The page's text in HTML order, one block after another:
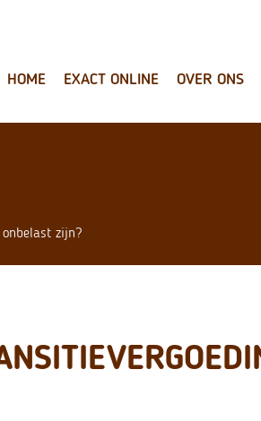
HOME EXACT ONLINE OVER ONS
zijn?